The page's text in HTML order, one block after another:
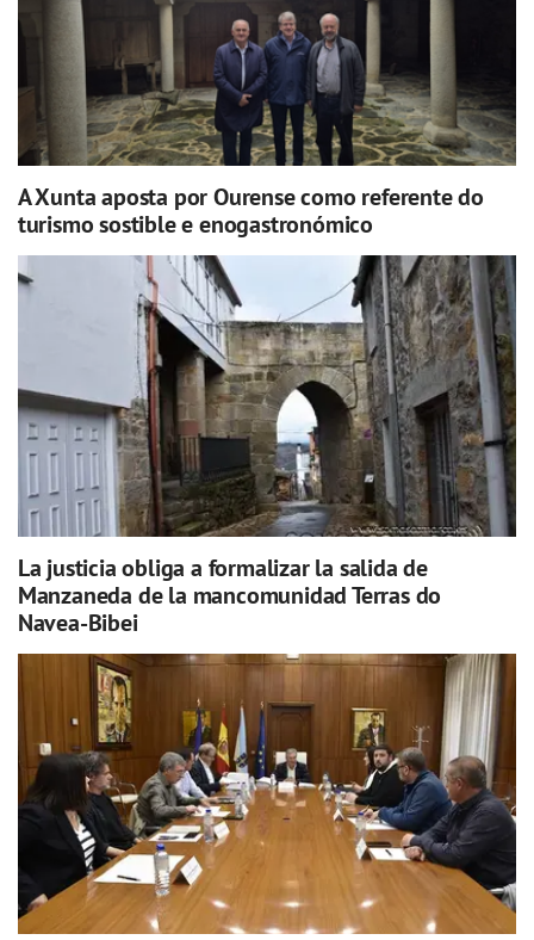
A Xunta aposta por Ourense como referente do
turismo sostible e enogastronómico
La justicia obliga a formalizar la salida de
Manzaneda de la mancomunidad Terras do
Navea-Bibei